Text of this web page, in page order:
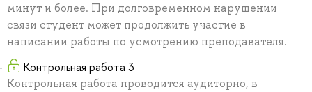
минут и более. При долговременном нарушении
связи студент может продолжить участие в
написании работы по усмотрению преподавателя.
Контрольная работа 3
Контрольная работа проводится аудиторно, в